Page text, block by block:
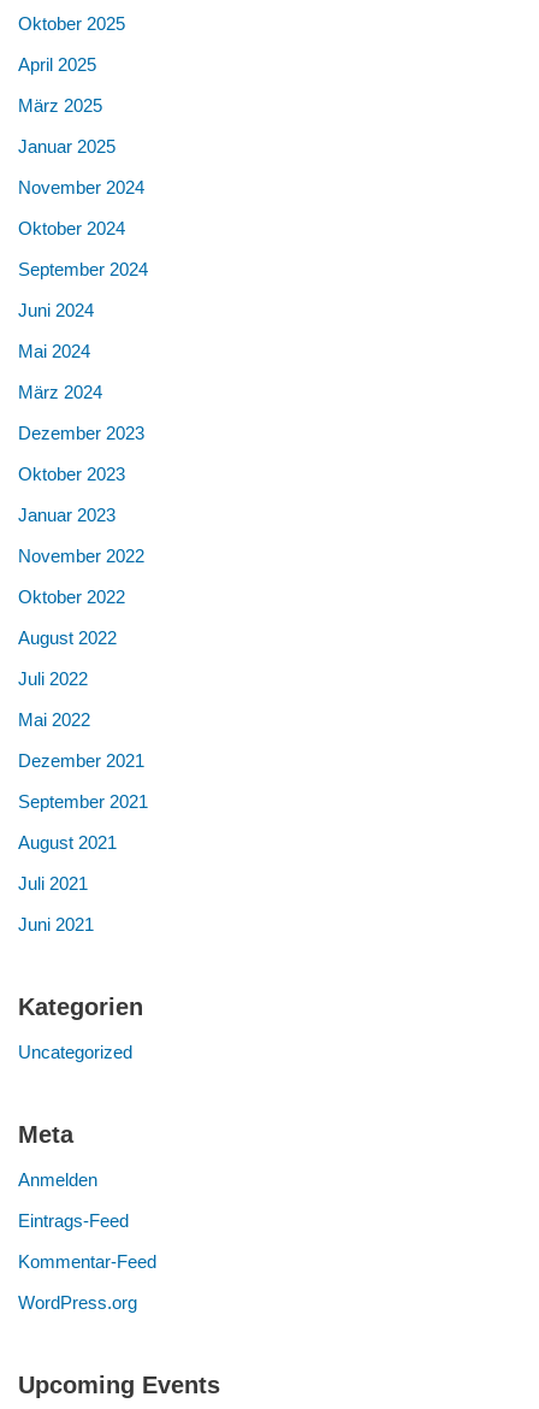
Oktober 2025
April 2025
März 2025
Januar 2025
November 2024
Oktober 2024
September 2024
Juni 2024
Mai 2024
März 2024
Dezember 2023
Oktober 2023
Januar 2023
November 2022
Oktober 2022
August 2022
Juli 2022
Mai 2022
Dezember 2021
September 2021
August 2021
Juli 2021
Juni 2021
Kategorien
Uncategorized
Meta
Anmelden
Eintrags-Feed
Kommentar-Feed
WordPress.org
Upcoming Events